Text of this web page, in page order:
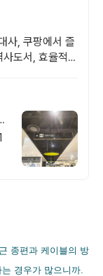
사, 쿠팡에서 즐
도서, 효율적인
종편과 케이블의 방
경우가 많으니까.